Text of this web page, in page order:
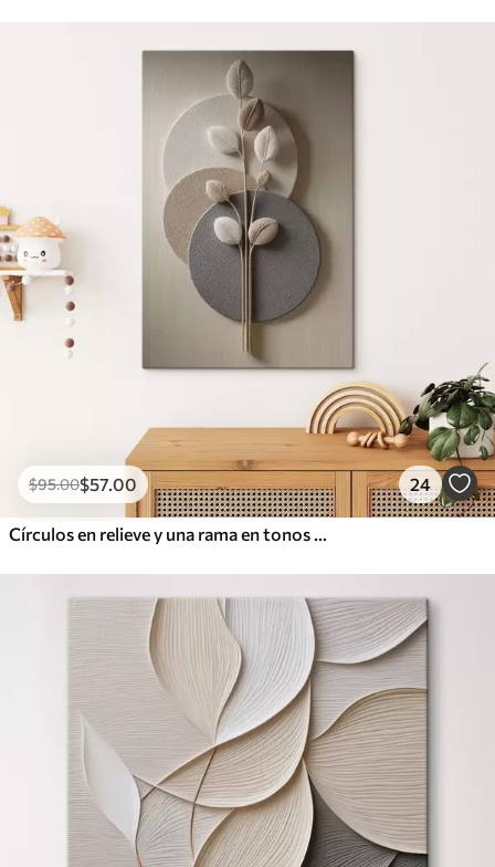
$95.00$57.00 24
Círculos en relieve y una rama en tonos neutros cálidos